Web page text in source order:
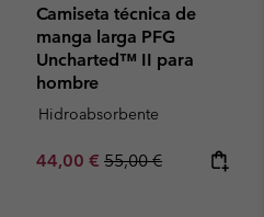
Camiseta técnica de
manga larga PFG
Uncharted™ II para
hombre
Hidroabsorbente
Sale price:
44,00 € Regular price:
55,00 €